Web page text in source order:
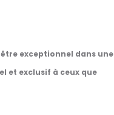
exceptionnel dans une
et exclusif à ceux que